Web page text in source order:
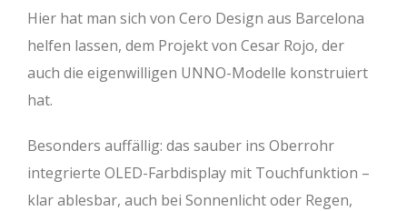
Hier hat man sich von Cero Design aus Barcelona
helfen lassen, dem Projekt von Cesar Rojo, der
auch die eigenwilligen UNNO-Modelle konstruiert
hat.
Besonders auffällig: das sauber ins Oberrohr
integrierte OLED-Farbdisplay mit Touchfunktion –
klar ablesbar, auch bei Sonnenlicht oder Regen,